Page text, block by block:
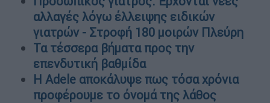
αλλαγές λόγω έλλειψης ειδικών
γιατρών - Στροφή 180 μοιρών Πλεύρη
Τα τέσσερα βήματα προς την
επενδυτική βαθμίδα
Η Adele αποκάλυψε πως τόσα χρόνια
προφέρουμε το όνομά της λάθος